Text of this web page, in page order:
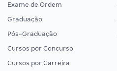
Exame de Ordem
Graduação
Pós-Graduação
Cursos por Concurso
Cursos por Carreira